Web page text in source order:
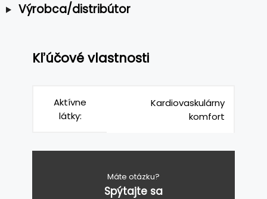
Výrobca/distribútor
Kľúčové vlastnosti
Aktívne
látky:
Kardiovaskulárny
komfort
Máte otázku?
Spýtajte sa